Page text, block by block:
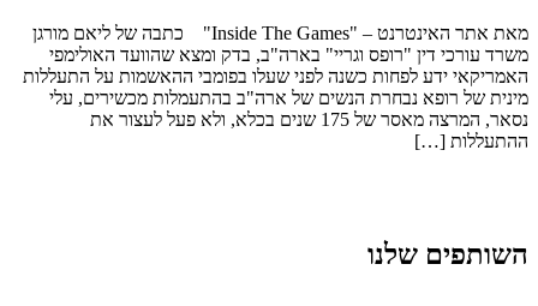
מאת אתר האינטרנט – "Inside The Games" כתבה של ליאם מורגן
משרד עורכי דין "רופס וגריי" בארה"ב, בדק ומצא שהוועד האולימפי
האמריקאי ידע לפחות כשנה לפני שעלו בפומבי ההאשמות על התעללות
מינית של רופא נבחרת הנשים של ארה"ב בהתעמלות מכשירים, עלי
נסאר, המרצה מאסר של 175 שנים בכלא, ולא פעל לעצור את
ההתעללות […]
השותפים שלנו